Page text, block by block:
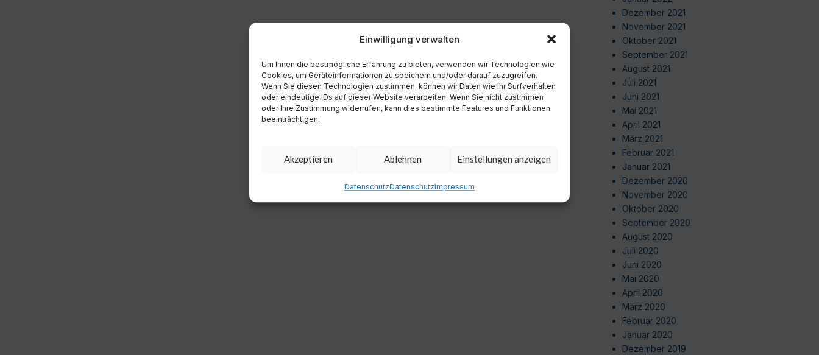
Einwilligung verwalten
Um Ihnen die bestmögliche Erfahrung zu bieten, verwenden wir Technologien wie
Cookies, um Geräteinformationen zu speichern und/oder darauf zuzugreifen.
Wenn Sie diesen Technologien zustimmen, können wir Daten wie Ihr Surfverhalten
oder eindeutige IDs auf dieser Website verarbeiten. Wenn Sie nicht zustimmen
oder Ihre Zustimmung widerrufen, kann dies bestimmte Features und Funktionen
beeinträchtigen.
Akzeptieren Ablehnen Einstellungen anzeigen
DatenschutzDatenschutzImpressum
Dezember 2021
November 2021
Oktober 2021
September 2021
August 2021
Juli 2021
Juni 2021
Mai 2021
April 2021
März 2021
Februar 2021
Januar 2021
Dezember 2020
November 2020
Oktober 2020
September 2020
August 2020
Juli 2020
Juni 2020
Mai 2020
April 2020
März 2020
Februar 2020
Januar 2020
Dezember 2019